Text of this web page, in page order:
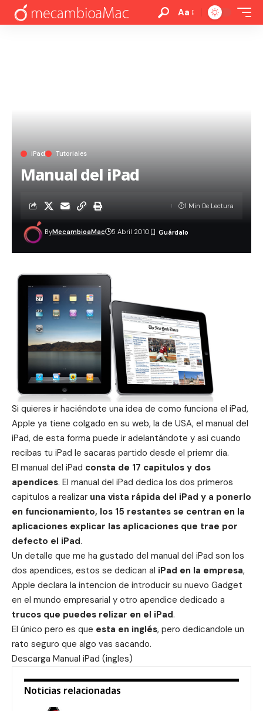
Aa
iPad Tutoriales
Manual del iPad
ByMecambioaMac 5 Abril 2010
1 Min De Lectura
Si quieres ir haciéndote una idea de como funciona el iPad,
Apple ya tiene colgado en su web, la de USA, el manual del
iPad, de esta forma puede ir adelantándote y asi cuando
recibas tu iPad le sacaras partido desde el priemr dia.
El manual del iPad consta de 17 capitulos y dos
apendices. El manual del iPad dedica los dos primeros
capitulos a realizar una vista rápida del iPad y a ponerlo
en funcionamiento, los 15 restantes se centran en la
aplicaciones explicar las aplicaciones que trae por
defecto el iPad.
Un detalle que me ha gustado del manual del iPad son los
dos apendices, estos se dedican al iPad en la empresa,
Apple declara la intencion de introducir su nuevo Gadget
en el mundo empresarial y otro apendice dedicado a
trucos que puedes relizar en el iPad.
El único pero es que esta en inglés, pero dedicandole un
rato seguro que algo vas sacando.
Descarga Manual iPad (ingles)
Noticias relacionadas